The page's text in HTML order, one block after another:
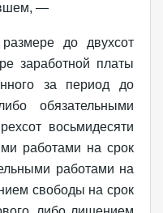
—
до двухсот
заработной платы
за период до
обязательными
восьмидесяти
работами на срок
работами на
свободы на срок